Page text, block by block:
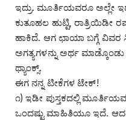
ಇದ್ರು. ಮೂರ್ತಿಯವರೂ ಅಲ್ಲೇ
ಕುತೂಹಲ ಹುಟ್ಟಿ, ರಾತ್ರಿಯಿಡೀ
ಹಾಕಿದೆ. ಆಗ ಛಾಯಾ ಬಗ್ಗೆ ವಿವರ
ಅಗತ್ಯಗಳನ್ನು ಅರ್ಥ ಮಾಡ್ಕೊಂಡು
ಥ್ಯಾಂಕ್ಸ್.
ಈಗ ನನ್ನ ಟೀಕೆಗಳ ಟೇಕ್!
೧) ಇಡೀ ಪುಸ್ತಕದಲ್ಲಿ
ಒಂದಷ್ಟು ಮಾಹಿತಿಯೂ ಇದೆ.